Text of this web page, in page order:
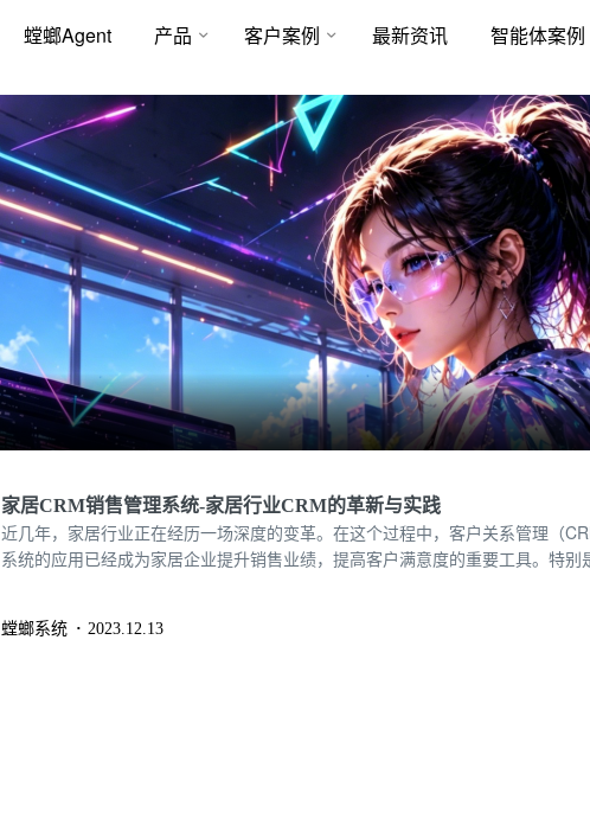
螳螂Agent 产品 客户案例 最新资讯 智能体案例
家居CRM销售管理系统-家居行业CRM的革新与实践
近几年，家居行业正在经历一场深度的变革。在这个过程中，客户关系管理（
系统的应用已经成为家居企业提升销售业绩，提高客户满意度的重要工具。特别
螳螂系统 2023.12.13